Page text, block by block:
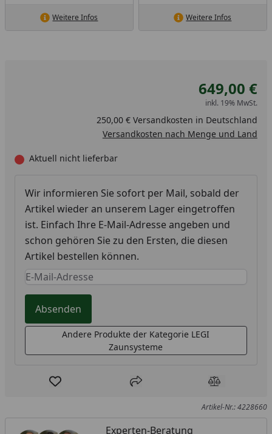
Weitere Infos Weitere Infos
649,00 €
inkl. 19% MwSt.
250,00 € Versandkosten in Deutschland
Versandkosten nach Menge und Land
Aktuell nicht lieferbar
Wir informieren Sie sofort per Mail, sobald der
Artikel wieder an unserem Lager eingetroffen
ist. Einfach Ihre E-Mail-Adresse angeben und
schon gehören Sie zu den Ersten, die diesen
Artikel bestellen können.
Keine Eingabe erforderlich
Eingabe erforderlich
Absenden
Andere Produkte der Kategorie LEGI
Zaunsysteme
Produkt zur Wunschliste hinzufügen
Teilen Produkt
Artikel-Nr.: 4228660
Experten-Beratung